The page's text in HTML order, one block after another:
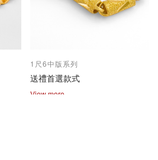
1尺6中版系列
送禮首選款式
View more